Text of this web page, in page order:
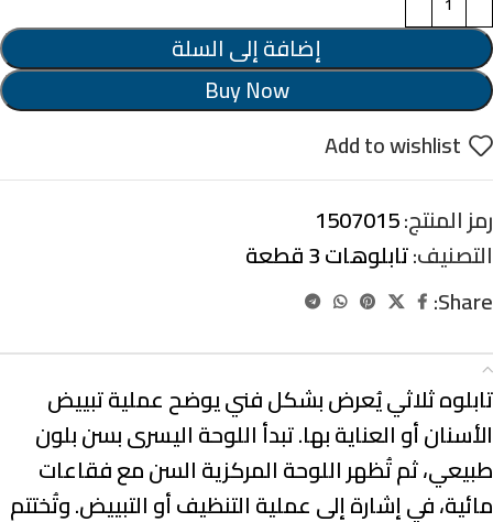
إضافة إلى السلة
Buy Now
Add to wishlist
رمز المنتج:1507015
التصنيف:تابلوهات 3 قطعة
Share:
تابلوه ثلاثي يُعرض بشكل فني يوضح عملية تبييض
الأسنان أو العناية بها. تبدأ اللوحة اليسرى بسن بلون
طبيعي، ثم تُظهر اللوحة المركزية السن مع فقاعات
مائية، في إشارة إلى عملية التنظيف أو التبييض. وتُختتم